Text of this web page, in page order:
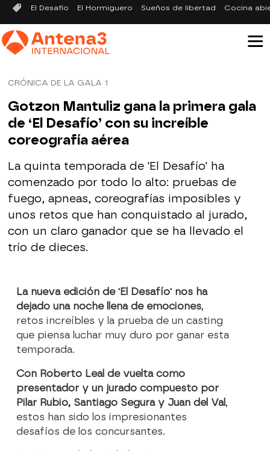
El Desafío El Hormiguero Sueños de libertad Cocina
CRÓNICA DE LA GALA 1
Gotzon Mantuliz gana la primera gala
de ‘El Desafío’ con su increíble
coreografía aérea
La quinta temporada de 'El Desafío' ha
comenzado por todo lo alto: pruebas de
fuego, apneas, coreografías imposibles y
unos retos que han conquistado al jurado,
con un claro ganador que se ha llevado el
trío de dieces.
La nueva edición de 'El Desafío' nos ha
dejado una noche llena de emociones,
retos increíbles y la prueba de un casting
que piensa luchar muy duro por ganar esta
temporada.
Con Roberto Leal de vuelta como
presentador y un jurado compuesto por
Pilar Rubio, Santiago Segura y Juan del Val,
estos han sido los impresionantes
desafíos de los concursantes.